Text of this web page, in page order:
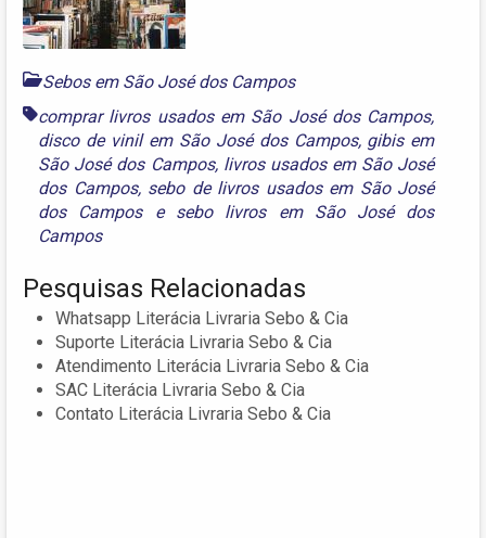
Sebos em São José dos Campos
comprar livros usados em São José dos Campos,
disco de vinil em São José dos Campos, gibis em
São José dos Campos, livros usados em São José
dos Campos, sebo de livros usados em São José
dos Campose sebo livros em São José dos
Campos
Pesquisas Relacionadas
Whatsapp Literácia Livraria Sebo & Cia
Suporte Literácia Livraria Sebo & Cia
Atendimento Literácia Livraria Sebo & Cia
SAC Literácia Livraria Sebo & Cia
Contato Literácia Livraria Sebo & Cia